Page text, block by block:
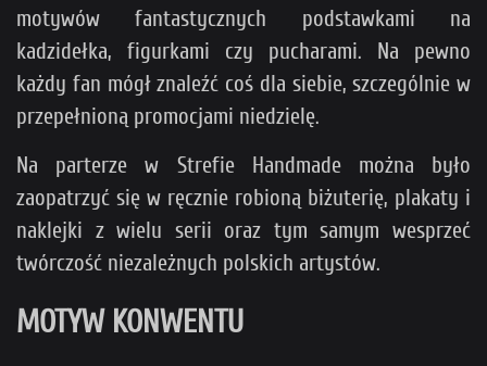
motywów fantastycznych podstawkami na
kadzidełka, figurkami czy pucharami. Na pewno
każdy fan mógł znaleźć coś dla siebie, szczególnie w
przepełnioną promocjami niedzielę.
Na parterze w Strefie Handmade można było
zaopatrzyć się w ręcznie robioną biżuterię, plakaty i
naklejki z wielu serii oraz tym samym wesprzeć
twórczość niezależnych polskich artystów.
MOTYW KONWENTU